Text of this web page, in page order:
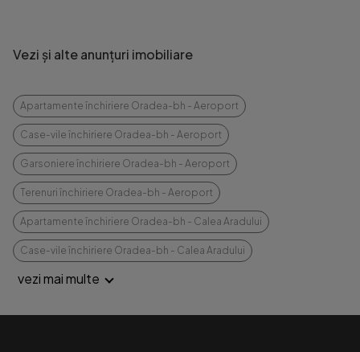
Vezi și alte anunțuri imobiliare
Apartamente închiriere Oradea-bh - Aeroport
Case-vile închiriere Oradea-bh - Aeroport
Garsoniere închiriere Oradea-bh - Aeroport
Terenuri închiriere Oradea-bh - Aeroport
Apartamente închiriere Oradea-bh - Calea Aradului
Case-vile închiriere Oradea-bh - Calea Aradului
vezi mai multe